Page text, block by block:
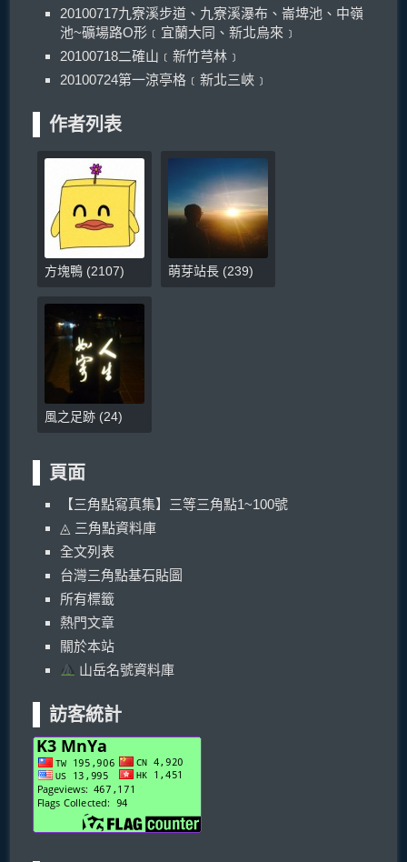
20100717九寮溪步道、九寮溪瀑布、崙埤池、中嶺
池~礦場路O形﹝宜蘭大同、新北烏來﹞
20100718二確山﹝新竹芎林﹞
20100724第一涼亭格﹝新北三峽﹞
作者列表
方塊鴨 (2107) 萌芽站長 (239)
風之足跡 (24)
頁面
【三角點寫真集】三等三角點1~100號
◬ 三角點資料庫
全文列表
台灣三角點基石貼圖
所有標籤
熱門文章
關於本站
山岳名號資料庫
訪客統計